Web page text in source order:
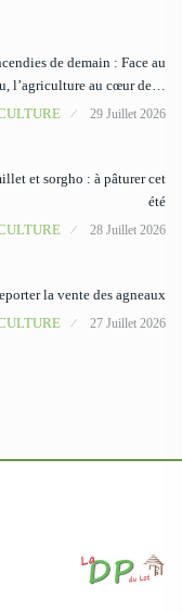
de demain : Face au
l’agriculture au cœur de…
29 Juillet 2026
et sorgho : à pâturer cet
été
28 Juillet 2026
la vente des agneaux
27 Juillet 2026